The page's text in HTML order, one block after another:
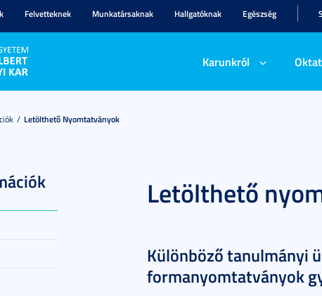
Felvetteknek Munkatársaknak Hallgatóknak Egészség
Karunkról
Letölthető Nyomtatványok
Letölthető
Különböző tanulmányi
formanyomtatványok